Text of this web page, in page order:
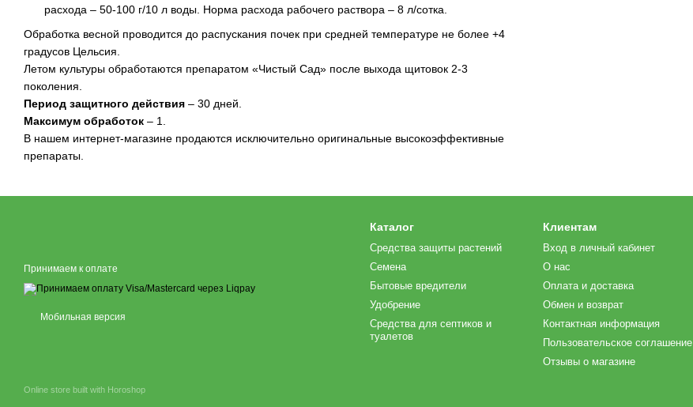
расхода – 50-100 г/10 л воды. Норма расхода рабочего раствора – 8 л/сотка.
Обработка весной проводится до распускания почек при средней температуре не более +4
градусов Цельсия.
Летом культуры обработаются препаратом «Чистый Сад» после выхода щитовок 2-3
поколения.
Период защитного действия – 30 дней.
Максимум обработок – 1.
В нашем интернет-магазине продаются исключительно оригинальные высокоэффективные
препараты.
Принимаем к оплате
Мобильная версия
Online store built with Horoshop
Каталог
Средства защиты растений
Семена
Бытовые вредители
Удобрение
Средства для септиков и
туалетов
Клиентам
Вход в личный кабинет
О нас
Оплата и доставка
Обмен и возврат
Контактная информация
Пользовательское соглашение
Отзывы о магазине